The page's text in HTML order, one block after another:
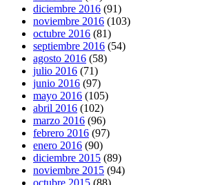
diciembre 2016 (91)
noviembre 2016 (103)
octubre 2016 (81)
septiembre 2016 (54)
agosto 2016 (58)
julio 2016 (71)
junio 2016 (97)
mayo 2016 (105)
abril 2016 (102)
marzo 2016 (96)
febrero 2016 (97)
enero 2016 (90)
diciembre 2015 (89)
noviembre 2015 (94)
octubre 2015 (88)